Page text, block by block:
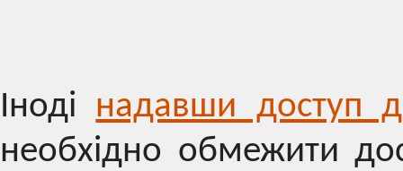
Іноді надавши доступ
необхідно обмежити